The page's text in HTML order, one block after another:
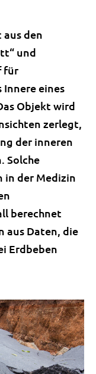
den
und
für
Innere eines
Objekt wird
zerlegt,
der inneren
Solche
in der Medizin
berechnet
aus Daten, die
Erdbeben